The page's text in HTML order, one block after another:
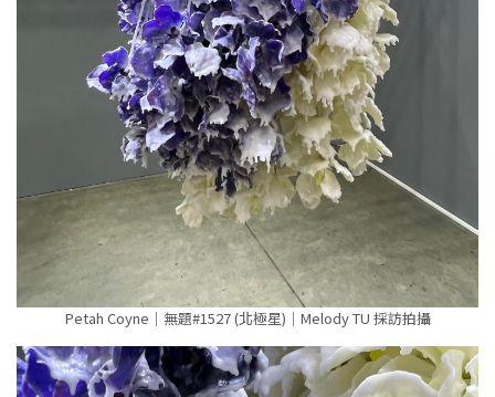
Petah Coyne｜無題#1527 (北極星)｜Melody TU 採訪拍攝